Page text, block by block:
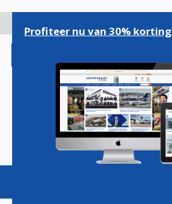
gaan
Magazine Podcasts
Profiteer nu van 30% korting